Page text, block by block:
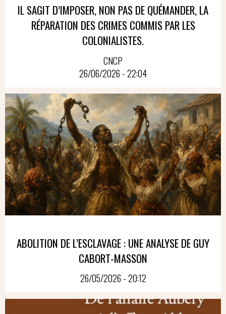
IL SAGIT D’IMPOSER, NON PAS DE QUÉMANDER, LA
RÉPARATION DES CRIMES COMMIS PAR LES
COLONIALISTES.
CNCP
26/06/2026 - 22:04
ABOLITION DE L’ESCLAVAGE : UNE ANALYSE DE GUY
CABORT-MASSON
26/05/2026 - 20:12